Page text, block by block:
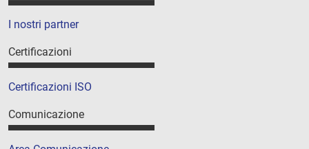
I nostri partner
Certificazioni
Certificazioni ISO
Comunicazione